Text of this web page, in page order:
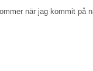
när jag kommit på